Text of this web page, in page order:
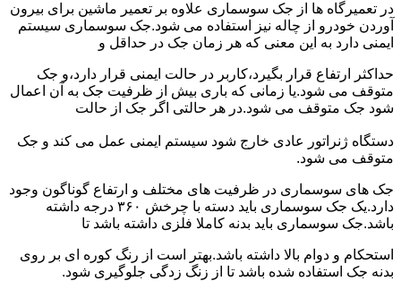
در تعمیرگاه ها از جک سوسماری علاوه بر تعمیر ماشین برای بیرون
آوردن خودرو از چاله نیز استفاده می شود.جک سوسماری سیستم
ایمنی دارد به این معنی که هر زمان جک در حداقل و
حداکثر ارتفاع قرار بگیرد،کاربر در حالت ایمنی قرار دارد،و جک
متوقف می شود.یا زمانی که باری بیش از ظرفیت جک به آن اعمال
شود جک متوقف می شود.در هر حالتی اگر جک از حالت
دستگاه ژنراتور عادی خارج شود سیستم ایمنی عمل می کند و جک
متوقف می شود.
جک های سوسماری در ظرفیت های مختلف و ارتفاع گوناگون وجود
دارد.یک جک سوسماری باید دسته با چرخش ۳۶۰ درجه داشته
باشد.جک سوسماری باید بدنه کاملا فلزی داشته باشد تا
استحکام و دوام بالا داشته باشد.بهتر است از رنگ کوره ای بر روی
بدنه جک استفاده شده باشد تا از زنگ زدگی جلوگیری شود.